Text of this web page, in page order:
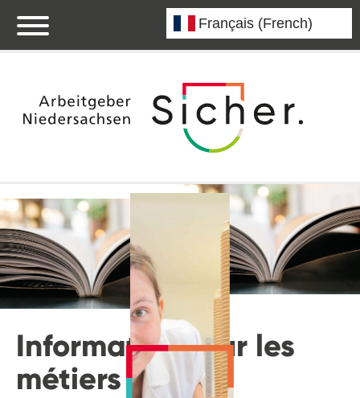
Informations sur les
métiers